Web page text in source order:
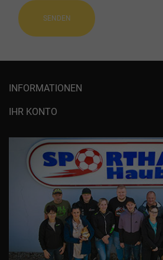
INFORMATIONEN
IHR KONTO